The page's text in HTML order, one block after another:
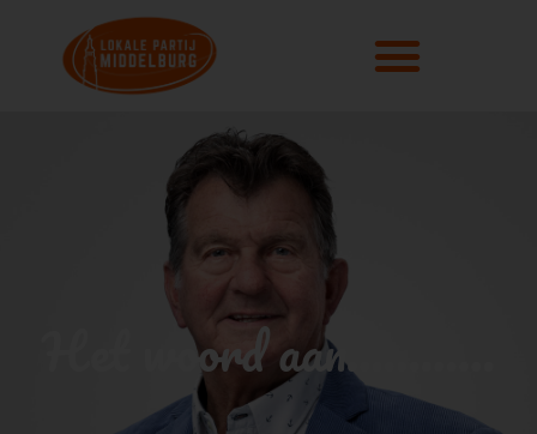
Het woord aan…………